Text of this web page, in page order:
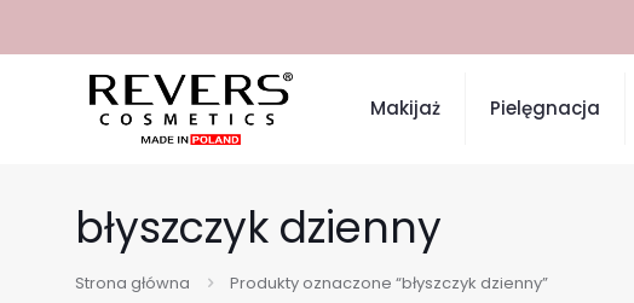
Makijaż Pielęgnacja
błyszczyk dzienny
Strona główna Produkty oznaczone “błyszczyk dzienny”